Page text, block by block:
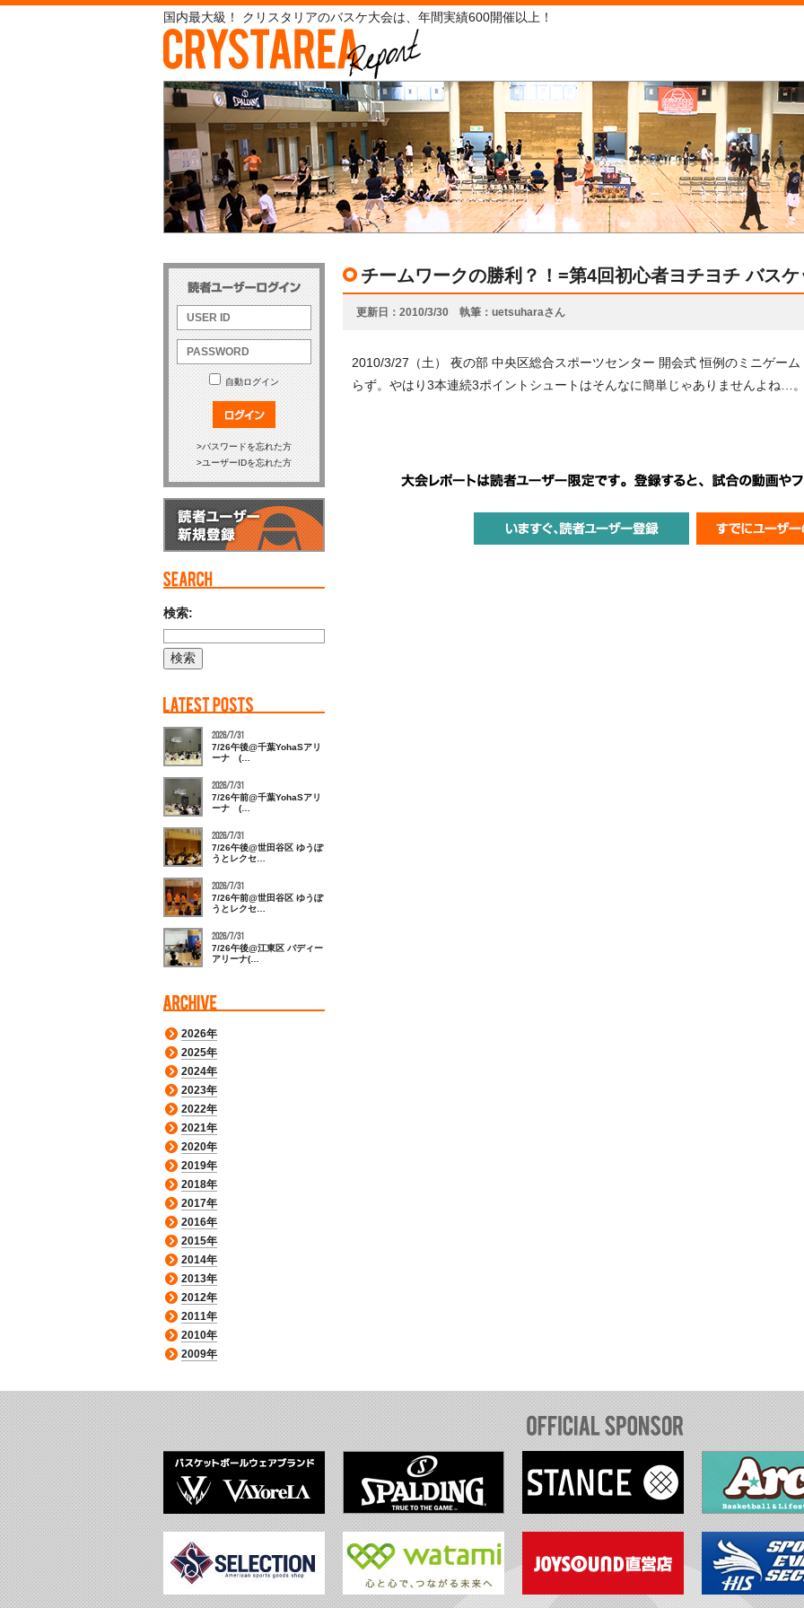
国内最大級！ クリスタリアのバスケ大会は、年間実績600開催以上！
チームワークの勝利？！=第4回初心者ヨチヨチ バス
更新日 2010/3/30 執筆 uetsuharaさん
2010/3/27（土） 夜の部 中央区総合スポーツセンター 開会式 恒例のミニゲー
らず。やはり3本連続3ポイントシュートはそんなに簡単じゃありませんよね…
自動ログイン
パスワードを忘れた方
ユーザーIDを忘れた方
検索:
2026/7/31
7/26午後@千葉YohaSアリ
ーナ (…
2026/7/31
7/26午前@千葉YohaSアリ
ーナ (…
2026/7/31
7/26午後@世田谷区 ゆうぽ
うとレクセ…
2026/7/31
7/26午前@世田谷区 ゆうぽ
うとレクセ…
2026/7/31
7/26午後@江東区 バディー
アリーナ(…
2026年
2025年
2024年
2023年
2022年
2021年
2020年
2019年
2018年
2017年
2016年
2015年
2014年
2013年
2012年
2011年
2010年
2009年